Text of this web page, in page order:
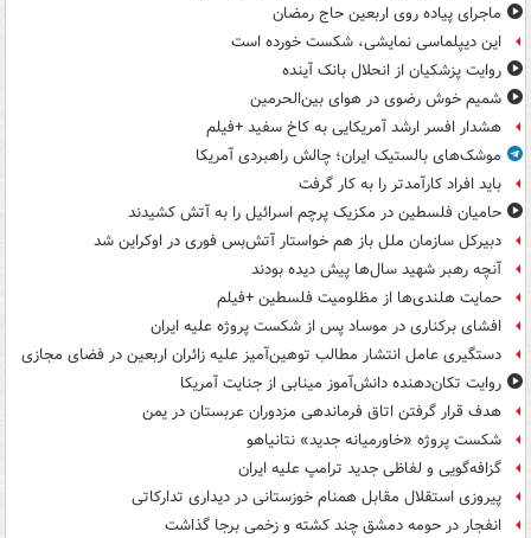
ماجرای پیاده روی اربعین حاج رمضان
این دیپلماسی نمایشی، شکست خورده است
روایت پزشکیان از انحلال بانک آینده
شمیم خوش رضوی در هوای بین‌الحرمین
هشدار افسر ارشد آمریکایی به کاخ سفید +فیلم
موشک‌های بالستیک ایران؛ چالش راهبردی آمریکا
باید افراد کارآمدتر را به کار گرفت
حامیان فلسطین در مکزیک پرچم اسرائیل را به آتش کشیدند
دبیرکل سازمان ملل باز هم خواستار آتش‌بس فوری در اوکراین شد
آنچه رهبر شهید سال‌ها پیش دیده بودند
حمایت هلندی‌ها از مظلومیت فلسطین +فیلم
افشای برکناری در موساد پس از شکست پروژه علیه ایران
دستگیری عامل انتشار مطالب توهین‌آمیز علیه زائران اربعین در فضای مجازی
روایت تکان‌دهنده دانش‌آموز مینابی از جنایت آمریکا
هدف قرار گرفتن اتاق‌ فرماندهی مزدوران عربستان در یمن
شکست پروژه «خاورمیانه جدید» نتانیاهو
گزافه‌گویی و لفاظی جدید ترامپ علیه ایران
پیروزی استقلال مقابل همنام خوزستانی در دیداری تدارکاتی
انفجار در حومه دمشق چند کشته و زخمی برجا گذاشت